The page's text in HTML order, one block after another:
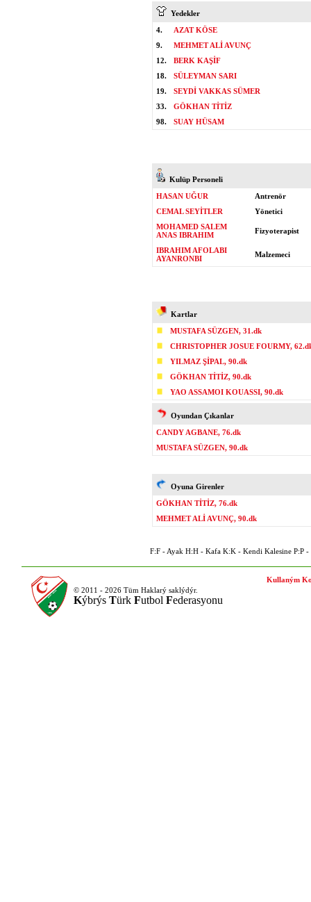
Yedekler
4.
AZAT KÖSE
9.
MEHMET ALİ AVUNÇ
12.
BERK KAŞİF
18.
SÜLEYMAN SARI
19.
SEYDİ VAKKAS SÜMER
33.
GÖKHAN TİTİZ
98.
SUAY HÜSAM
Kulüp Personeli
HASAN UĞUR
Antrenör
CEMAL SEYİTLER
Yönetici
MOHAMED SALEM
ANAS IBRAHIM
Fizyoterapist
IBRAHIM AFOLABI
AYANRONBI
Malzemeci
Kartlar
MUSTAFA SÜZGEN, 31.dk
CHRISTOPHER JOSUE FOURMY,
YILMAZ ŞİPAL, 90.dk
GÖKHAN TİTİZ, 90.dk
YAO ASSAMOI KOUASSI, 90.dk
Oyundan Çıkanlar
CANDY AGBANE, 76.dk
MUSTAFA SÜZGEN, 90.dk
Oyuna Girenler
GÖKHAN TİTİZ, 76.dk
MEHMET ALİ AVUNÇ, 90.dk
F:F - Ayak H:H - Kafa K:K - Kendi Kalesine P:P -
© 2011 - 2026 Tüm Haklarý saklýdýr.
Kýbrýs Türk Futbol Federasyonu
Kullaným